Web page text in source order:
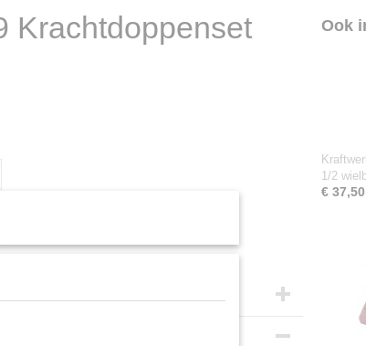
Krachtdoppenset
Ook
1/2
€ 37,50